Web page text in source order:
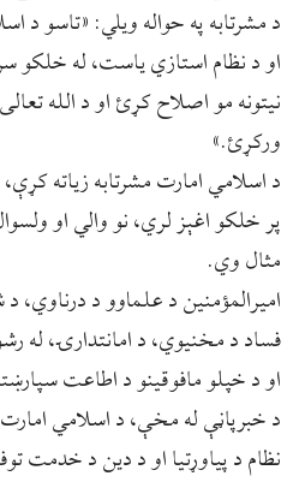
د مشرتابه په حواله ويلي: «تاسو د
او د نظام استازي یاست، له خلکو
نیتونه مو اصلاح کړئ او د الله
ورکړئ.»
د اسلامي امارت مشرتابه زياته
پر خلکو اغېز لري، نو والي او
مثال وي.
امیرالمؤمنین د علماوو د
فساد د مخنیوي، د امانتدارۍ، له
او د خپلو مافوقینو د اطاعت
د خبرپاڼې له مخې، د اسلامي امارت
نظام د پیاوړتیا او د دین د خدمت